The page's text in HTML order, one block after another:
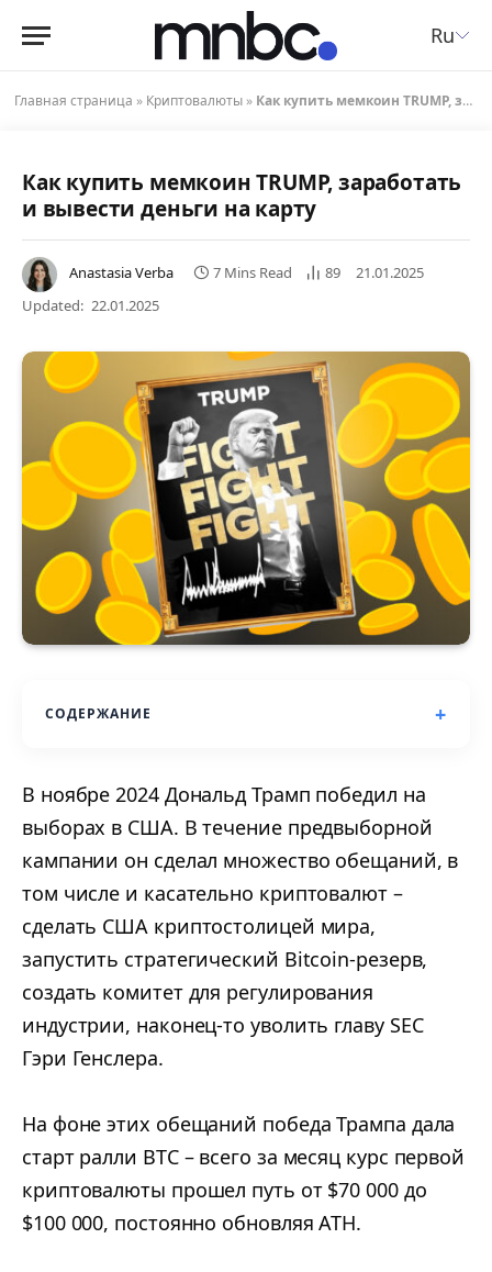
Ru
Главная страница » Криптовалюты » Как купить мемкоин TRUMP, заработать и вывести деньги на карту
Как купить мемкоин TRUMP, заработать
и вывести деньги на карту
Anastasia Verba 7 Mins Read 89
21.01.2025
Updated: 22.01.2025
СОДЕРЖАНИЕ
В ноябре 2024 Дональд Трамп победил на
выборах в США. В течение предвыборной
кампании он сделал множество обещаний, в
том числе и касательно криптовалют –
сделать США криптостолицей мира,
запустить стратегический Bitcoin-резерв,
создать комитет для регулирования
индустрии, наконец-то уволить главу SEC
Гэри Генслера.
На фоне этих обещаний победа Трампа дала
старт ралли BTC – всего за месяц курс первой
криптовалюты прошел путь от $70 000 до
$100 000, постоянно обновляя ATH.